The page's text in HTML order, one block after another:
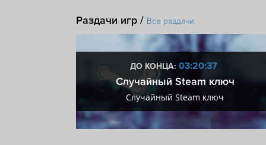
Раздачи игр / Все раздачи
ДО КОНЦА: 03:20:37
Случайный Steam ключ
Случайный Steam ключ